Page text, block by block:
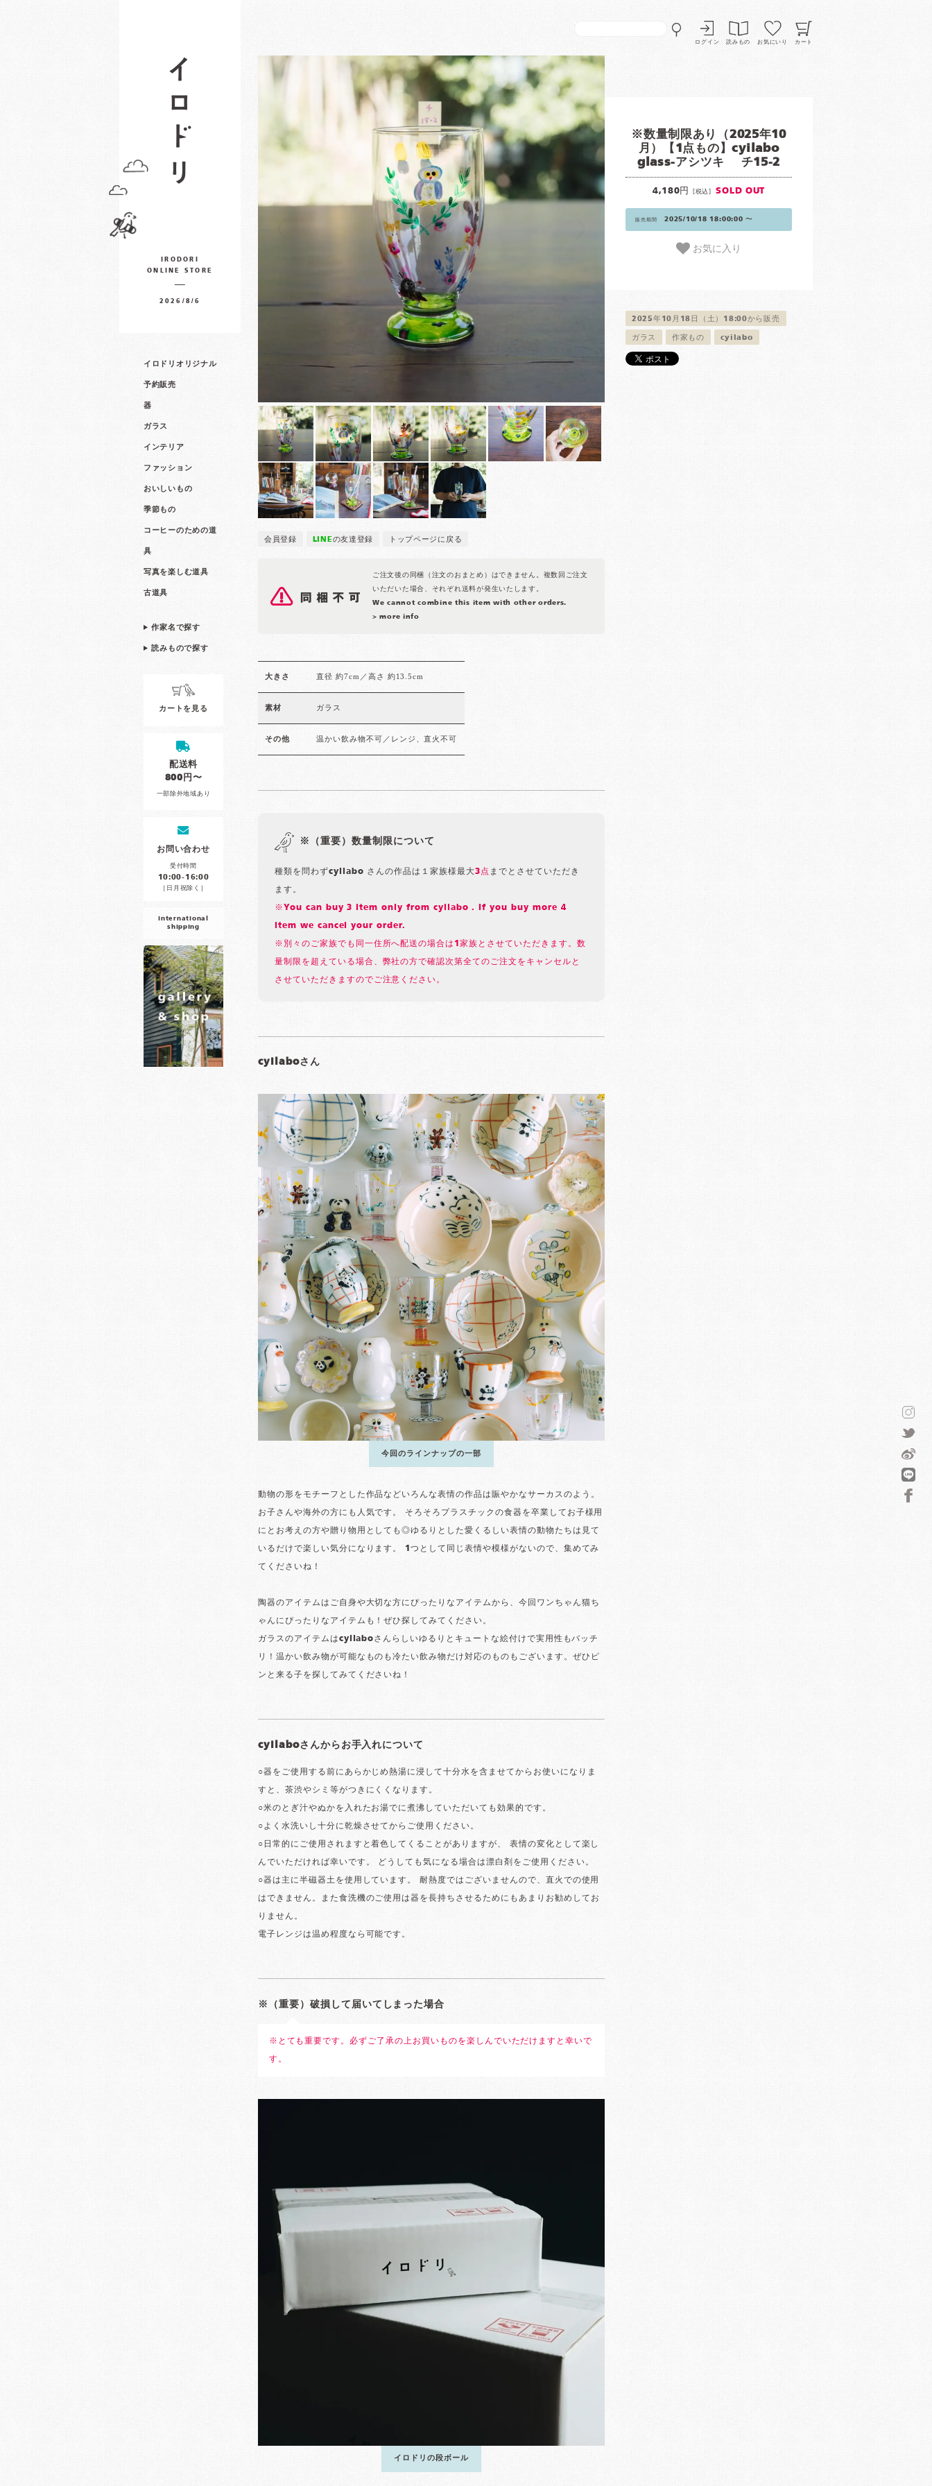
ログイン 読みもの お気にいり カート
IRODORI
ONLINE STORE
2026/8/6
イロドリオリジナル
予約販売
器
ガラス
インテリア
ファッション
おいしいもの
季節もの
コーヒーのための道
具
写真を楽しむ道具
古道具
作家名で探す
読みもので探す
カートを見る
配送料
800円〜
一部除外地域あり
お問い合わせ
受付時間
10:00-16:00
［日月祝除く］
international
shipping
会員登録 LINEの友達登録 トップページに戻る
ご注文後の同梱（注文のおまとめ）はできません。複数回ご注文
いただいた場合、それぞれ送料が発生いたします。
We cannot combine this item with other orders.
> more info
※数量制限あり（2025年10
月）【1点もの】cyilabo
glass-アシツキ チ15-2
4,180円 [税込] SOLD OUT
販売期間 2025/10/18 18:00:00 〜
お気に入り
2025年10月18日（土）18:00から販売
ガラス 作家もの cyilabo
大きさ 直径 約7cm／高さ 約13.5cm
素材 ガラス
その他 温かい飲み物不可／レンジ、直火不可
※（重要）数量制限について
種類を問わずcyilabo さんの作品は１家族様最大3点 までとさせていただき
ます。
※You can buy 3 item only from cyilabo . If you buy more 4
item we cancel your order.
※別々のご家族でも同一住所へ配送の場合は1家族とさせていただきます。数
量制限を超えている場合、弊社の方で確認次第全てのご注文をキャンセルと
させていただきますのでご注意ください。
cyilaboさん
今回のラインナップの一部
動物の形をモチーフとした作品などいろんな表情の作品は賑やかなサーカスのよう。
お子さんや海外の方にも人気です。 そろそろプラスチックの食器を卒業してお子様用
にとお考えの方や贈り物用としても◎ゆるりとした愛くるしい表情の動物たちは見て
いるだけで楽しい気分になります。 1つとして同じ表情や模様がないので、集めてみ
てくださいね！
陶器のアイテムはご自身や大切な方にぴったりなアイテムから、今回ワンちゃん猫ち
ゃんにぴったりなアイテムも！ぜひ探してみてください。
ガラスのアイテムはcyilaboさんらしいゆるりとキュートな絵付けで実用性もバッチ
リ！温かい飲み物が可能なものも冷たい飲み物だけ対応のものもございます。ぜひピ
ンと来る子を探してみてくださいね！
cyilaboさんからお手入れについて
○器をご使用する前にあらかじめ熱湯に浸して十分水を含ませてからお使いになりま
すと、茶渋やシミ等がつきにくくなります。
○米のとぎ汁やぬかを入れたお湯でに煮沸していただいても効果的です。
○よく水洗いし十分に乾燥させてからご使用ください。
○日常的にご使用されますと着色してくることがありますが、 表情の変化として楽し
んでいただければ幸いです。 どうしても気になる場合は漂白剤をご使用ください。
○器は主に半磁器土を使用しています。 耐熱度ではございませんので、直火での使用
はできません。また食洗機のご使用は器を長持ちさせるためにもあまりお勧めしてお
りません。
電子レンジは温め程度なら可能です。
※（重要）破損して届いてしまった場合
※とても重要です。必ずご了承の上お買いものを楽しんでいただけますと幸いで
す。
イロドリの段ボール